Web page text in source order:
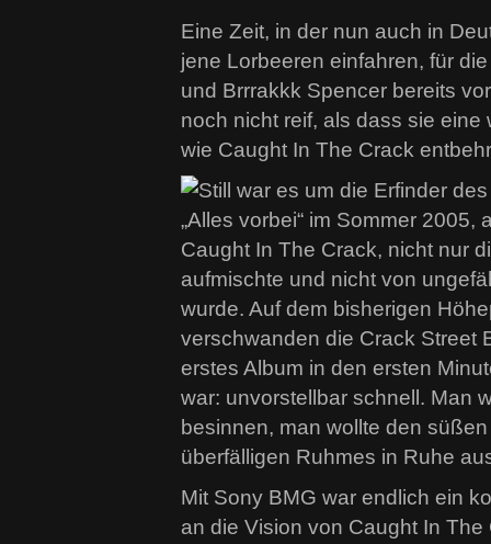
Eine Zeit, in der nun auch in
jene Lorbeeren einfahren, für
und Brrrakkk Spencer bereits
noch nicht reif, als dass sie
wie Caught In The Crack
Still war es um die Erfinder
„Alles vorbei“ im Sommer
Caught In The Crack, nicht nur
aufmischte und nicht von
wurde. Auf dem bisherigen
verschwanden die Crack Street
erstes Album in den ersten
war: unvorstellbar schnell. Man
besinnen, man wollte den
überfälligen Ruhmes in Ruhe
Mit Sony BMG war endlich ein
an die Vision von Caught In